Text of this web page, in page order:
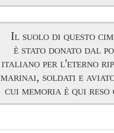
Il suolo di questo
è stato donato dal
italiano per l'eterno
marinai, soldati e
cui memoria è qui reso